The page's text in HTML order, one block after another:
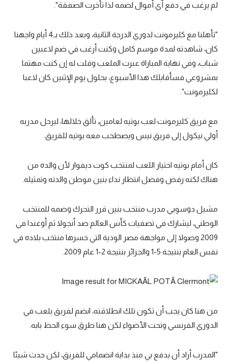
لم يرغب في دفع أي أموال لضمه لذا تأخرت الصفقة".
"تأهلنا مع كليرمونت لدوري الدرجة الثانية، وبعد ذلك بـ4 أيام واجهنا
كان، شاهدته لمدة موسم كامل وكنت أرغب في ضم لاعبين
شباب، وفي نهاية المباراة عبرت الملعب وقلت له إن كنت مهتما
بمشروعي فسأقابلك هذا الأسبوع، بحلول يوم الإثنين كان لاعبا
لكليرمونت".
مع فريق كليرمونت لعب بوتيه لعامين، تألق خلالها، ليرحل مدربه
أولي نيكول إلى فريق نيس ويصطحب معه بوتيه للفريق.
كان أمام بوتيه اختيار اللعب لمنتخب كوت ديفوار لأن والده من
هناك لكنه رفض وفضل انتظار نداء بنين موطن والدته وتمثيله.
مشيل دوسويي مدرب منتخب بنين قرر التحرك وضمه للمنتخب
الوطني، ليشارك في تصفيات كأس العالم ضد أنجولا ثم أوغندا في
2009 وصولا إلى مواجهة مصر الودية التي خسرها منتخب بلاده في
نفس العام بنتيجة 5-1 والجزائر بنتيجة 2-1 عام 2009.
من هنا كان يجب أن تكون تلك انطلاقته، انضم لفريق يلعب في
الدوري الفرنسي وتحت الأضواء لكن هنا طرق سوء الحظ بابه.
"المدرب أراد أن يدفع بي منذ بداية انضمامي للفريق، لكن حدث شيئا